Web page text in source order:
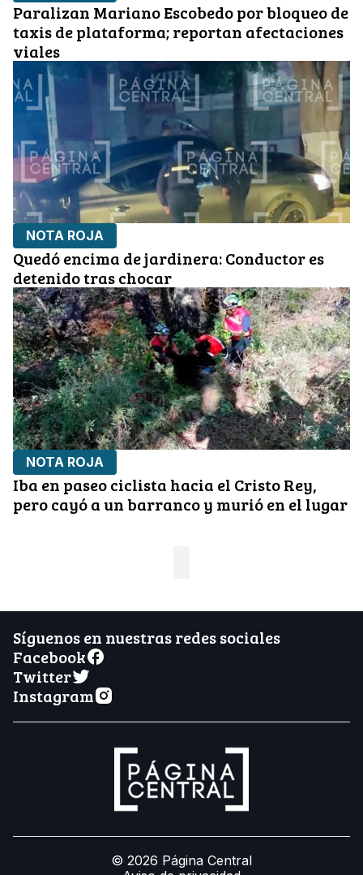
Paralizan Mariano Escobedo por bloqueo de
taxis de plataforma; reportan afectaciones
viales
NOTA ROJA
Quedó encima de jardinera: Conductor es
detenido tras chocar
NOTA ROJA
Iba en paseo ciclista hacia el Cristo Rey,
pero cayó a un barranco y murió en el lugar
Síguenos en nuestras redes sociales
Facebook
Twitter
Instagram
© 2026 Página Central